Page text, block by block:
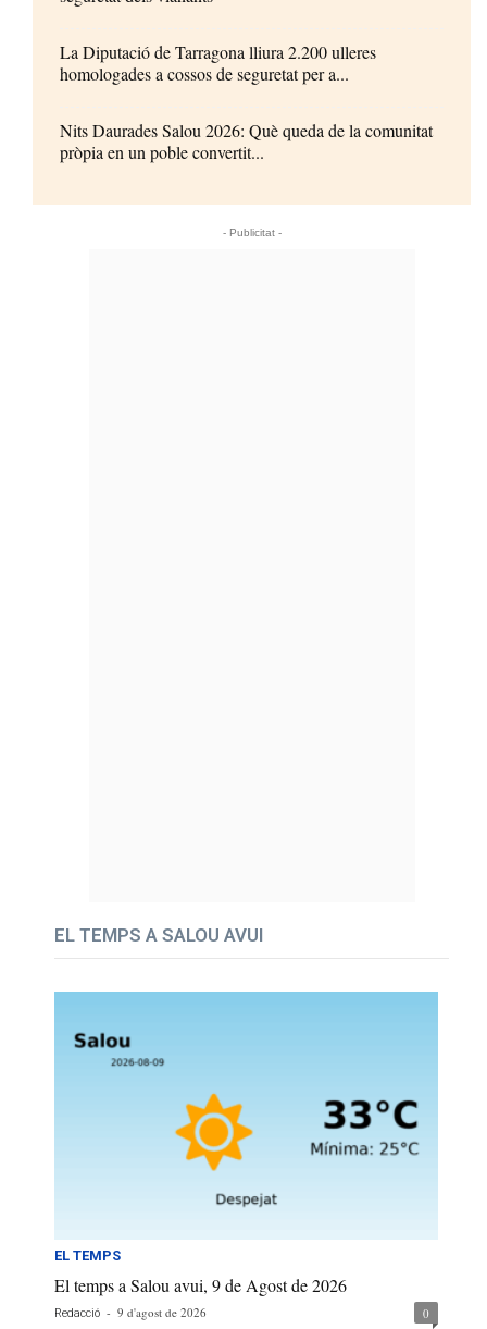
La Diputació de Tarragona lliura 2.200 ulleres
homologades a cossos de seguretat per a...
Nits Daurades Salou 2026: Què queda de la comunitat
pròpia en un poble convertit...
- Publicitat -
EL TEMPS A SALOU AVUI
EL TEMPS
El temps a Salou avui, 9 de Agost de 2026
Redacció - 9 d'agost de 2026 0